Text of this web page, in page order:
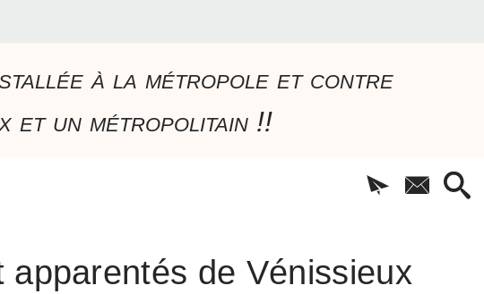
à la métropole et contre
et un métropolitain !!
de Vénissieux